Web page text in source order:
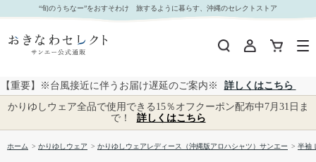
【送料無料】衿はみ出し入り かりゆしウェア P-SAT1105 L｜おきなわセレクト サンエー公式通
販
“旬のうちなー”をおすそわけ 旅するように暮らす、沖縄のセレクトストア
【重要】※台風接近に伴うお届け遅延のご案内※
詳しくはこちら
かりゆしウェア全品で使用できる15％オフクーポン配布中7月31日ま
で！
詳しくはこちら
ホーム > かりゆしウェア > かりゆしウェアレディース（沖縄版アロハシャツ）サンエー > 半袖